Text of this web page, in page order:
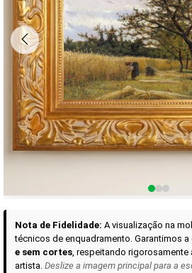
Trazemos a imponência dasmaiores
alto padrão da sua casa. Nosso acervo
pintores renomados, resgatandoartes
das obras doséculo XIX. Produção
molduras emMadeira Maciçae impressão
QUALIDADE DE MUSEU
Curadoria das Campanhas
A seleção de obras-primas apresentadas
Nota de Fidelidade: A visualização na
técnicos de enquadramento. Garantimos a
e sem cortes, respeitando
artista. Deslize a imagem principal para a